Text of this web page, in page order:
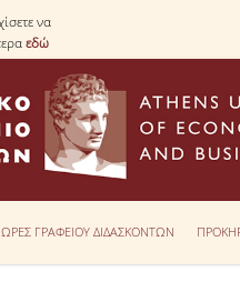
να
εδώ
ΩΡΕΣ ΓΡΑΦΕΙΟΥ ΔΙΔΑΣΚΟΝΤΩΝ